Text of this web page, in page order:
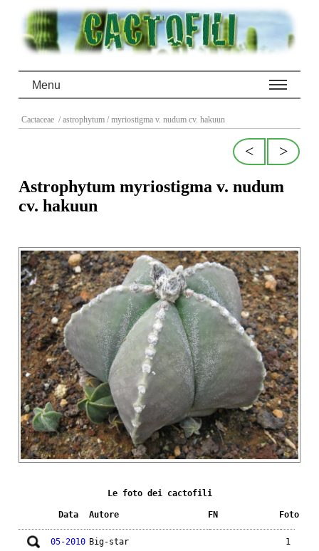
Menu
Cactaceae / astrophytum / myriostigma v. nudum cv. hakuun
>
<
Astrophytum myriostigma v. nudum
cv. hakuun
Le foto dei cactofili
Data Autore FN Foto
05-2010 Big-star 1